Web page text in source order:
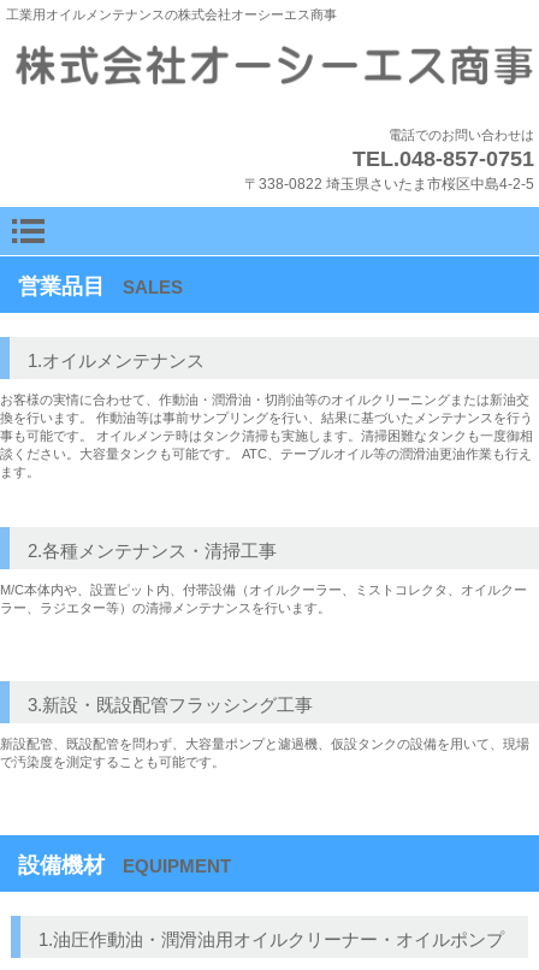
工業用オイルメンテナンスの株式会社オーシーエス商事
電話でのお問い合わせは
TEL.048-857-0751
〒338-0822 埼玉県さいたま市桜区中島4-2-5
営業品目 SALES
1.オイルメンテナンス
お客様の実情に合わせて、作動油・潤滑油・切削油等のオイルクリーニングまたは新油交
換を行います。 作動油等は事前サンプリングを行い、結果に基づいたメンテナンスを行う
事も可能です。 オイルメンテ時はタンク清掃も実施します。清掃困難なタンクも一度御相
談ください。大容量タンクも可能です。 ATC、テーブルオイル等の潤滑油更油作業も行え
ます。
2.各種メンテナンス・清掃工事
M/C本体内や、設置ピット内、付帯設備（オイルクーラー、ミストコレクタ、オイルクー
ラー、ラジエター等）の清掃メンテナンスを行います。
3.新設・既設配管フラッシング工事
新設配管、既設配管を問わず、大容量ポンプと濾過機、仮設タンクの設備を用いて、現場
で汚染度を測定することも可能です。
設備機材 EQUIPMENT
1.油圧作動油・潤滑油用オイルクリーナー・オイルポンプ